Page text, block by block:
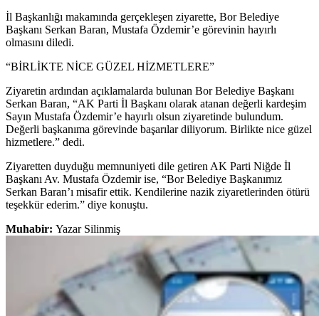
İl Başkanlığı makamında gerçekleşen ziyarette, Bor Belediye
Başkanı Serkan Baran, Mustafa Özdemir’e görevinin hayırlı
olmasını diledi.
“BİRLİKTE NİCE GÜZEL HİZMETLERE”
Ziyaretin ardından açıklamalarda bulunan Bor Belediye Başkanı
Serkan Baran, “AK Parti İl Başkanı olarak atanan değerli kardeşim
Sayın Mustafa Özdemir’e hayırlı olsun ziyaretinde bulundum.
Değerli başkanıma görevinde başarılar diliyorum. Birlikte nice güzel
hizmetlere.” dedi.
Ziyaretten duyduğu memnuniyeti dile getiren AK Parti Niğde İl
Başkanı Av. Mustafa Özdemir ise, “Bor Belediye Başkanımız
Serkan Baran’ı misafir ettik. Kendilerine nazik ziyaretlerinden ötürü
teşekkür ederim.” diye konuştu.
Muhabir: Yazar Silinmiş